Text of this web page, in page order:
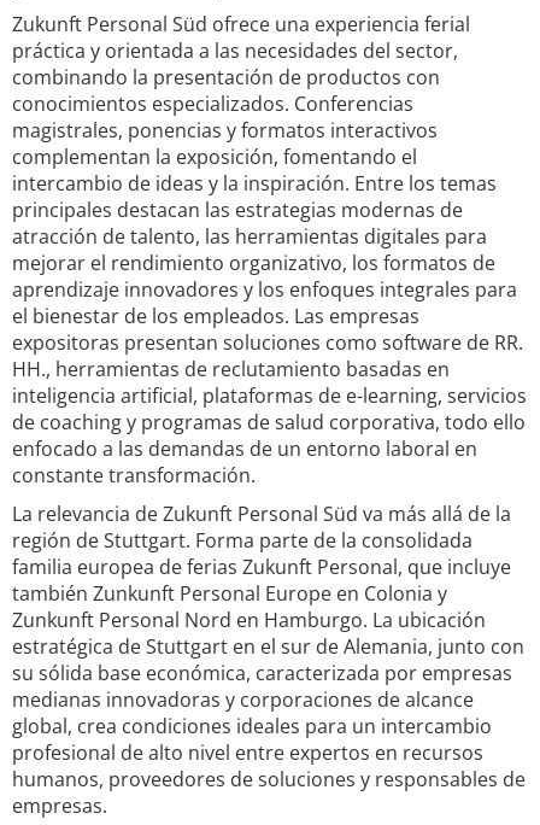
Zukunft Personal Süd ofrece una experiencia ferial
práctica y orientada a las necesidades del sector,
combinando la presentación de productos con
conocimientos especializados. Conferencias
magistrales, ponencias y formatos interactivos
complementan la exposición, fomentando el
intercambio de ideas y la inspiración. Entre los temas
principales destacan las estrategias modernas de
atracción de talento, las herramientas digitales para
mejorar el rendimiento organizativo, los formatos de
aprendizaje innovadores y los enfoques integrales para
el bienestar de los empleados. Las empresas
expositoras presentan soluciones como software de RR.
HH., herramientas de reclutamiento basadas en
inteligencia artificial, plataformas de e-learning, servicios
de coaching y programas de salud corporativa, todo ello
enfocado a las demandas de un entorno laboral en
constante transformación.
La relevancia de Zukunft Personal Süd va más allá de la
región de Stuttgart. Forma parte de la consolidada
familia europea de ferias Zukunft Personal, que incluye
también Zunkunft Personal Europe en Colonia y
Zunkunft Personal Nord en Hamburgo. La ubicación
estratégica de Stuttgart en el sur de Alemania, junto con
su sólida base económica, caracterizada por empresas
medianas innovadoras y corporaciones de alcance
global, crea condiciones ideales para un intercambio
profesional de alto nivel entre expertos en recursos
humanos, proveedores de soluciones y responsables de
empresas.